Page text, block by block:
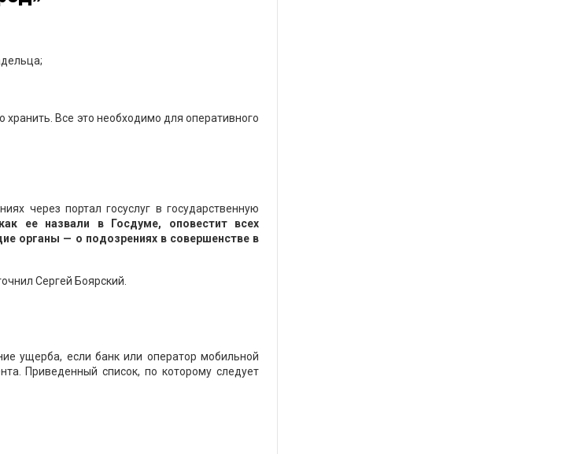
Все это необходимо для оперативного
через портал госуслуг в государственную
ее назвали в Госдуме, оповестит всех
органы — о подозрениях в совершенстве в
Сергей Боярский.
ущерба, если банк или оператор мобильной
Приведенный список, по которому следует